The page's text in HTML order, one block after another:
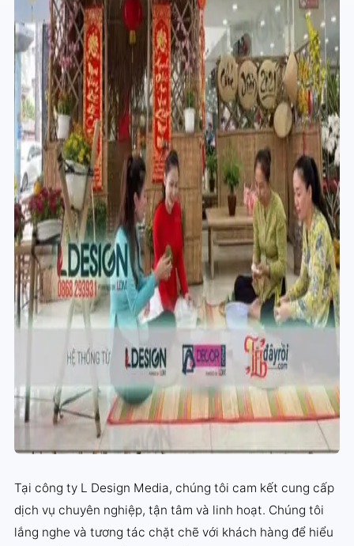
Tại công ty L Design Media, chúng tôi cam kết cung cấp
dịch vụ chuyên nghiệp, tận tâm và linh hoạt. Chúng tôi
lắng nghe và tương tác chặt chẽ với khách hàng để hiểu